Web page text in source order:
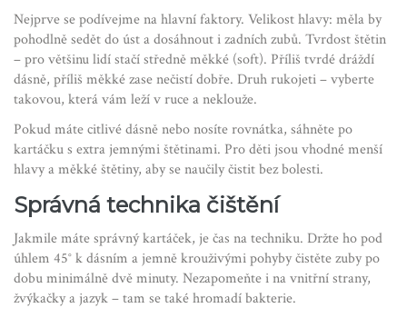
Nejprve se podívejme na hlavní faktory. Velikost hlavy: měla by
pohodlně sedět do úst a dosáhnout i zadních zubů. Tvrdost štětin
– pro většinu lidí stačí středně měkké (soft). Příliš tvrdé dráždí
dásně, příliš měkké zase nečistí dobře. Druh rukojeti – vyberte
takovou, která vám leží v ruce a neklouže.
Pokud máte citlivé dásně nebo nosíte rovnátka, sáhněte po
kartáčku s extra jemnými štětinami. Pro děti jsou vhodné menší
hlavy a měkké štětiny, aby se naučily čistit bez bolesti.
Správná technika čištění
Jakmile máte správný kartáček, je čas na techniku. Držte ho pod
úhlem 45° k dásním a jemně krouživými pohyby čistěte zuby po
dobu minimálně dvě minuty. Nezapomeňte i na vnitřní strany,
žvýkačky a jazyk – tam se také hromadí bakterie.